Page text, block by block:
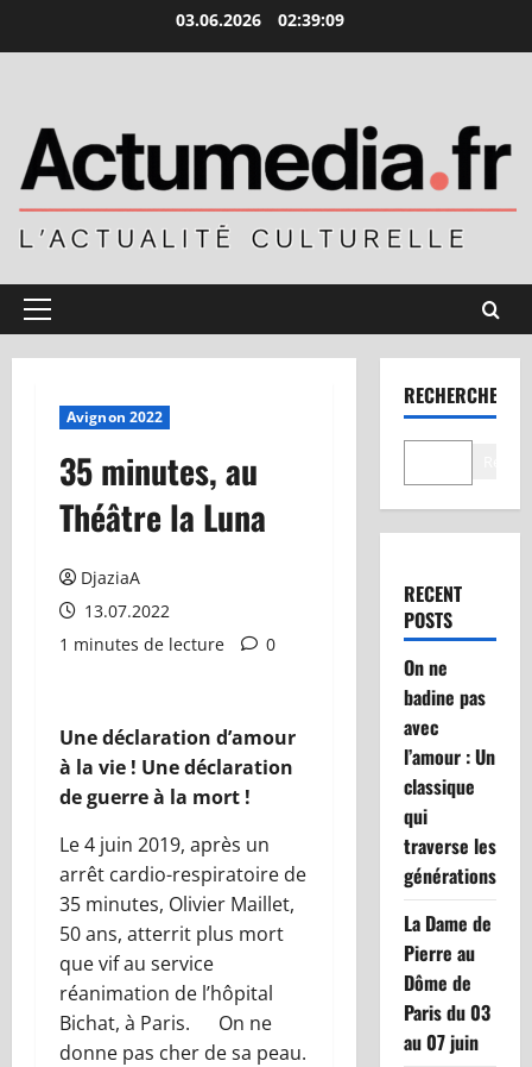
03.06.2026 02:39:10
Menu
Avignon 2022
35 minutes, au
Théâtre la Luna
DjaziaA
13.07.2022
1 minutes de lecture
0
Une déclaration d’amour
à la vie ! Une déclaration
de guerre à la mort !
Le 4 juin 2019, après un
arrêt cardio-respiratoire de
35 minutes, Olivier Maillet,
50 ans, atterrit plus mort
que vif au service
réanimation de l’hôpital
Bichat, à Paris. On ne
donne pas cher de sa peau.
RECHERCHER
RECENT
POSTS
On ne
badine pas
avec
l’amour : Un
classique
qui
traverse les
générations
La Dame de
Pierre au
Dôme de
Paris du 03
au 07 juin